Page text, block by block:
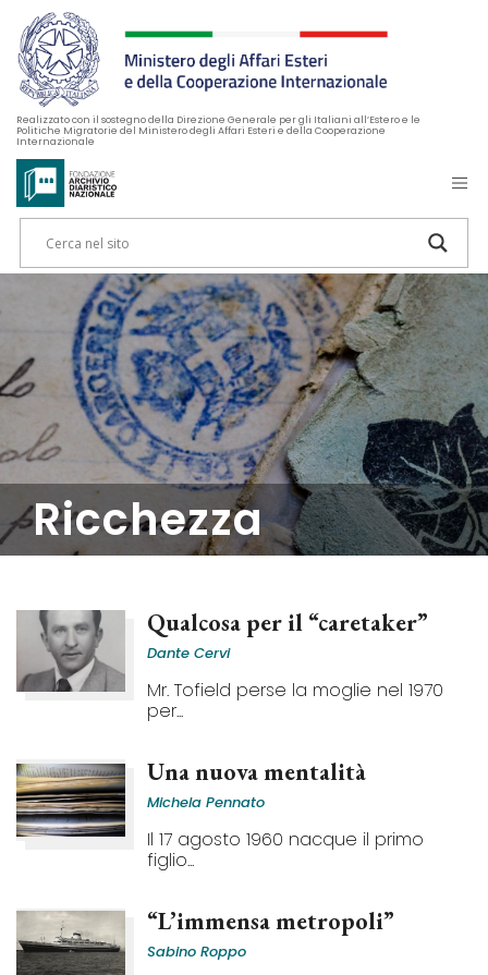
Realizzato con il sostegno della Direzione Generale per gli Italiani all’Estero e le
Politiche Migratorie del Ministero degli Affari Esteri e della Cooperazione
Internazionale
ricchezza
Qualcosa per il “caretaker”
Dante Cervi
Mr. Tofield perse la moglie nel 1970
per...
Una nuova mentalità
Michela Pennato
Il 17 agosto 1960 nacque il primo
figlio...
“L’immensa metropoli”
Sabino Roppo